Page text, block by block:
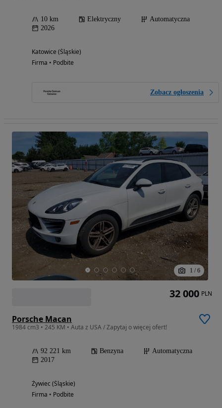
10 km Elektryczny
Automatyczna
2026
Katowice (Śląskie)
Firma • Podbite
Zobacz ogłoszenia
1 / 6
Porsche Macan
1984 cm3 • 245 KM • Auta z USA / Zapytaj o więcej ofert!
92 221 km Benzyna
Automatyczna
2017
Żywiec (Śląskie)
Firma • Podbite
32 000 PLN